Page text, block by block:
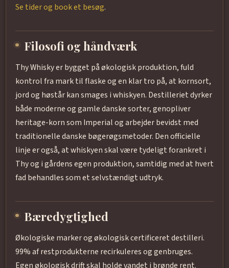
Se tider og book et besøg.
Filosofi og håndværk
Thy Whisky er bygget på økologisk produktion, fuld
kontrol fra mark til flaske og en klar tro på, at kornsort,
jord og høstår kan smages i whiskyen. Destilleriet dyrker
både moderne og gamle danske sorter, genopliv­er
heritage-korn som Imperial og arbejder bevidst med
traditionelle danske bøgerøgsmetoder. Den officielle
linje er også, at whiskyen skal være tydeligt forankret i
Thy og i gårdens egen produktion, samtidig med at hvert
fad behandles som et selvstændigt udtryk.
Bæredygtighed
Økologiske marker og økologisk certificeret destilleri.
99% af restprodukterne recirkuleres og genbruges.
Egen økologisk drift skal holde vandet i brønde rent.